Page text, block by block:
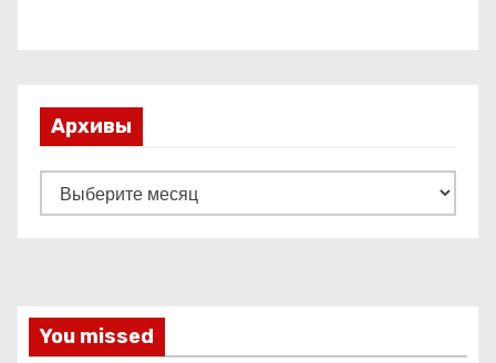
Архивы
р
ы
You missed